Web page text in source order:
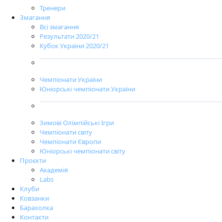
Тренери
Змагання
Всі змагання
Результати 2020/21
Кубок України 2020/21
Чемпіонати України
Юніорські чемпіонати України
Зимові Олімпійські Ігри
Чемпіонати світу
Чемпіонати Європи
Юніорські чемпіонати світу
Проєкти
Академія
Labs
Клуби
Ковзанки
Барахолка
Контакти